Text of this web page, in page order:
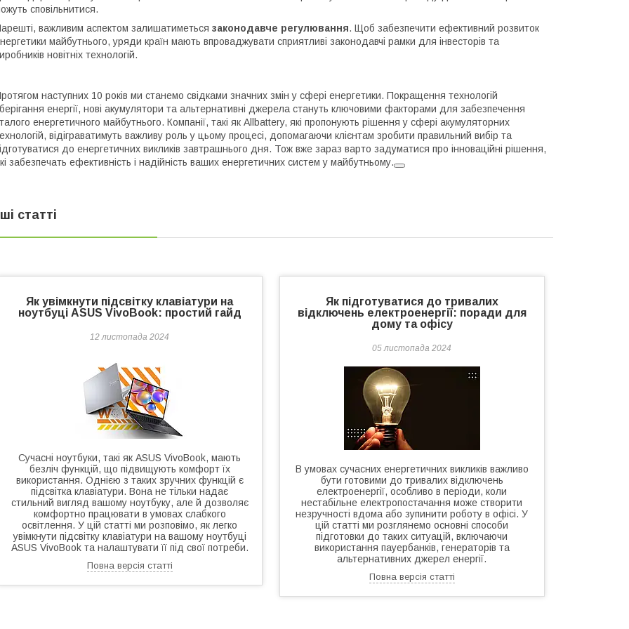
сповільнитися.
важливим аспектом залишатиметься законодавче регулювання. Щоб забезпечити ефективний розвиток
майбутнього, уряди країн мають впроваджувати сприятливі законодавчі рамки для інвесторів та
новітніх технологій.
наступних 10 років ми станемо свідками значних змін у сфері енергетики. Покращення технологій
енергії, нові акумулятори та альтернативні джерела стануть ключовими факторами для забезпечення
енергетичного майбутнього. Компанії, такі як Allbattery, які пропонують рішення у сфері акумуляторних
відіграватимуть важливу роль у цьому процесі, допомагаючи клієнтам зробити правильний вибір та
до енергетичних викликів завтрашнього дня. Тож вже зараз варто задуматися про інноваційні рішення,
забезпечать ефективність і надійність ваших енергетичних систем у майбутньому.
статті
Як увімкнути підсвітку клавіатури на
ноутбуці ASUS VivoBook: простий гайд
12 листопада 2024
Сучасні ноутбуки, такі як ASUS VivoBook, мають
безліч функцій, що підвищують комфорт їх
використання. Однією з таких зручних функцій є
підсвітка клавіатури. Вона не тільки надає
стильний вигляд вашому ноутбуку, але й дозволяє
комфортно працювати в умовах слабкого
освітлення. У цій статті ми розповімо, як легко
увімкнути підсвітку клавіатури на вашому ноутбуці
ASUS VivoBook та налаштувати її під свої потреби.
Повна версія статті
Як підготуватися до тривалих
відключень електроенергії: поради для
дому та офісу
05 листопада 2024
В умовах сучасних енергетичних викликів важливо
бути готовими до тривалих відключень
електроенергії, особливо в періоди, коли
нестабільне електропостачання може створити
незручності вдома або зупинити роботу в офісі. У
цій статті ми розглянемо основні способи
підготовки до таких ситуацій, включаючи
використання пауербанків, генераторів та
альтернативних джерел енергії.
Повна версія статті